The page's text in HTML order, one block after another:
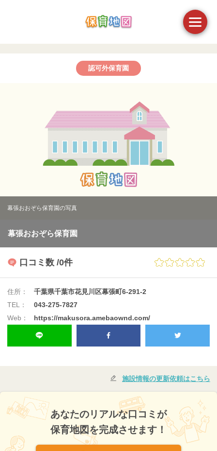
認可外保育園
幕張おおぞら保育園の写真
幕張おおぞら保育園
口コミ数 /0件
住所：
千葉県千葉市花見川区幕張町6-291-2
TEL：
043-275-7827
Web：
https://makusora.amebaownd.com/
施設情報の更新依頼はこちら
あなたのリアルな口コミが
保育地図を完成させます！